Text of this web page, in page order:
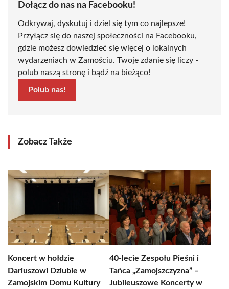
Dołącz do nas na Facebooku!
Odkrywaj, dyskutuj i dziel się tym co najlepsze!
Przyłącz się do naszej społeczności na Facebooku,
gdzie możesz dowiedzieć się więcej o lokalnych
wydarzeniach w Zamościu. Twoje zdanie się liczy -
polub naszą stronę i bądź na bieżąco!
Polub nas!
Zobacz Także
Koncert w hołdzie
Dariuszowi Dziubie w
Zamojskim Domu Kultury
40-lecie Zespołu Pieśni i
Tańca „Zamojszczyzna” –
Jubileuszowe Koncerty w